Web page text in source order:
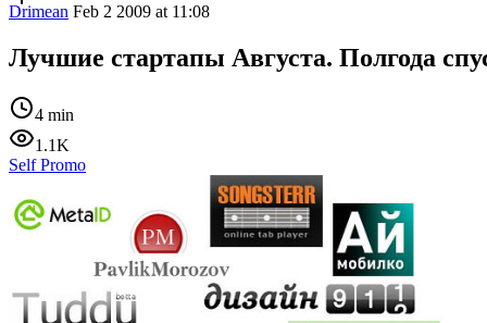
Drimean Feb 2 2009 at 11:08
Лучшие стартапы Августа. Полгода
4 min
1.1K
Self Promo